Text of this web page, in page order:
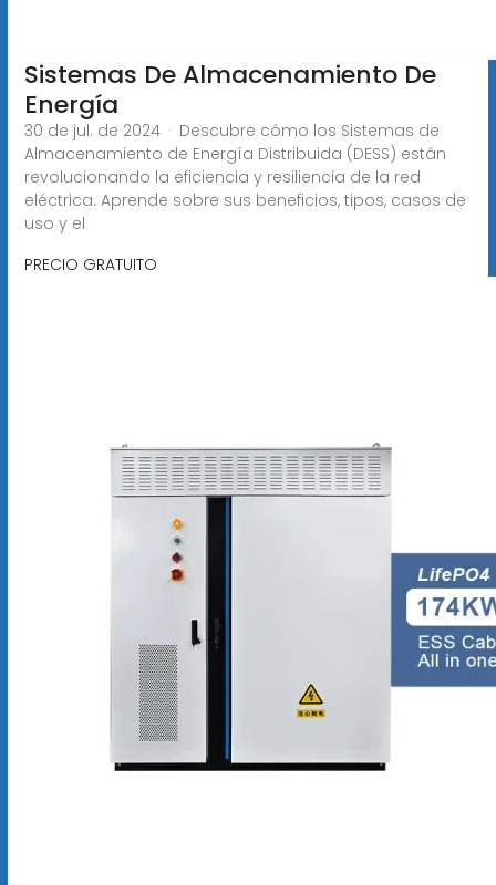
Sistemas De Almacenamiento De
Energía
30 de jul. de 2024 · Descubre cómo los Sistemas de
Almacenamiento de Energía Distribuida (DESS) están
revolucionando la eficiencia y resiliencia de la red
eléctrica. Aprende sobre sus beneficios, tipos, casos de
uso y el
PRECIO GRATUITO